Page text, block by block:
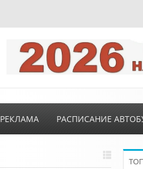
РЕКЛАМА РАСПИСАНИЕ